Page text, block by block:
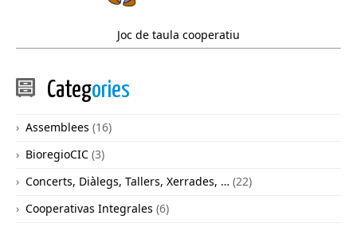
Joc de taula cooperatiu
Categories
Assemblees (16)
BioregioCIC (3)
Concerts, Diàlegs, Tallers, Xerrades, … (22)
Cooperativas Integrales (6)